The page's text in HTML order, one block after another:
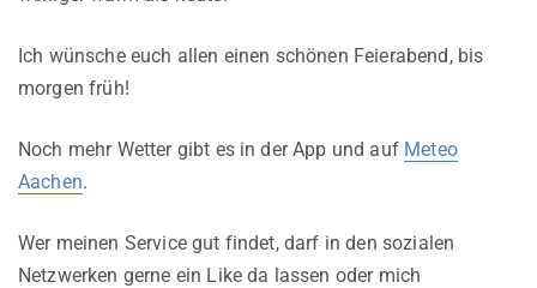
Ich wünsche euch allen einen schönen Feierabend, bis
morgen früh!
Noch mehr Wetter gibt es in der App und auf Meteo
Aachen.
Wer meinen Service gut findet, darf in den sozialen
Netzwerken gerne ein Like da lassen oder mich